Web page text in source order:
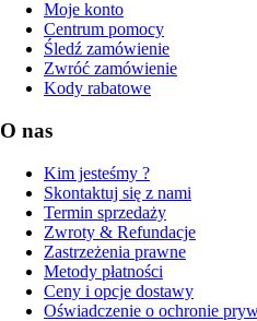
Moje konto
Centrum pomocy
Śledź zamówienie
Zwróć zamówienie
Kody rabatowe
O nas
Kim jesteśmy ?
Skontaktuj się z nami
Termin sprzedaży
Zwroty & Refundacje
Zastrzeżenia prawne
Metody płatności
Ceny i opcje dostawy
Oświadczenie o ochronie